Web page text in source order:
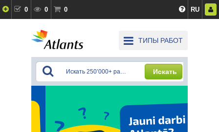
0 0 0 RU
ТИПЫ РАБОТ
Искать